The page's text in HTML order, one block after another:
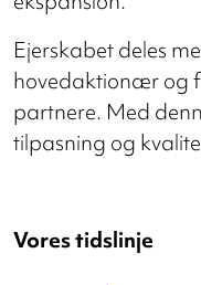
Ejerskabet deles
hovedaktionær og
partnere. Med
tilpasning og
Vores tidslinje